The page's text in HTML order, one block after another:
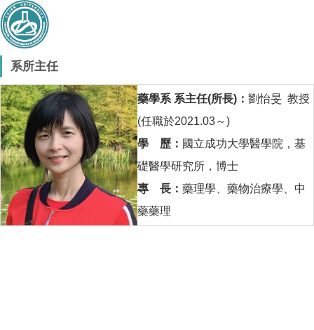
系所主任
藥學系 系主任(所長)： 劉怡旻 教授
(任職於2021.03～)
學 歷： 國立成功大學醫學院，基
礎醫學研究所，博士
專 長： 藥理學、藥物治療學、中
藥藥理